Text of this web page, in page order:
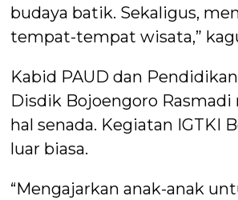
budaya batik. Sekaligus,
tempat-tempat wisata,”
Kabid PAUD dan
Disdik Bojoengoro Rasmadi
hal senada. Kegiatan IGTKI
luar biasa.
“Mengajarkan anak-anak